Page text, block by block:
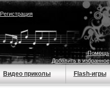
Регистрация
Помощь
Добавить в избранное
Видео приколы Flash-игры